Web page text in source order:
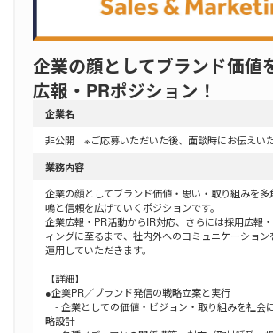
企業の顔としてブランド価値
広報・PRポジション！
企業名
非公開 ※ご応募いただいた後、面談時にお伝えいた
業務内容
企業の顔としてブランド価値・思い・取り組みを
鳴と信頼を広げていくポジションです。
企業広報・PR活動からIR対応、さらには採用広報
ィングに至るまで、社内外へのコミュニケーション
運用していただきます。
【詳細】
●企業PR／ブランド発信の戦略立案と実行
‐ 企業としての価値・ビジョン・取り組みを社会
略設計